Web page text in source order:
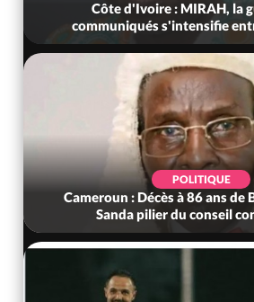
Côte d'Ivoire : MIRAH, la
communiqués s'intensifie
POLITIQUE
Cameroun : Décès à 86 ans de
Sanda pilier du conseil